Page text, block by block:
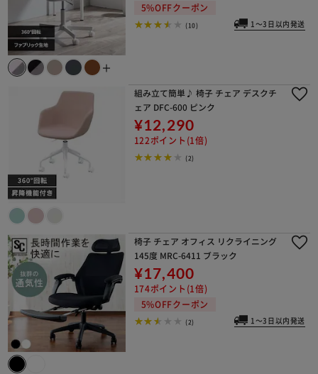
＋
5%OFFクーポン
(10) 1～3日以内発送
組み立て簡単♪ 椅子 チェア デスクチ
ェア DFC-600 ピンク
¥12,290
122ポイント(1倍)
(2)
椅子 チェア オフィス リクライニング
145度 MRC-6411 ブラック
¥17,400
174ポイント(1倍)
5%OFFクーポン
(2) 1～3日以内発送